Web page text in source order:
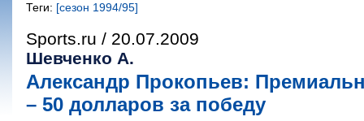
Теги: [сезон 1994/95]
Sports.ru / 20.07.2009
Шевченко А.
Александр Прокопьев:
– 50 долларов за победу